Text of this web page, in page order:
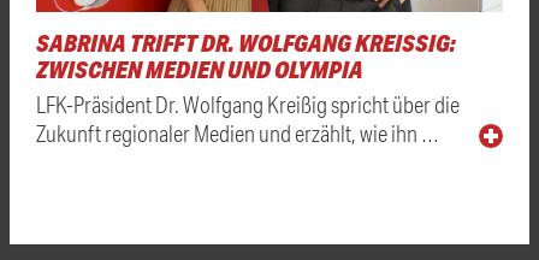
SABRINA TRIFFT DR. WOLFGANG KREISSIG: Z
WISCHEN MEDIEN UND OLYMPIA
LFK-Präsident Dr. Wolfgang Kreißig spricht über die
Zukunft regionaler Medien und erzählt, wie ihn …